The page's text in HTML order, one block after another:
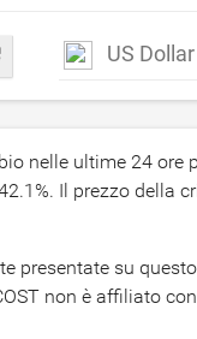
US Dollar
nelle ultime 24 ore
%. Il prezzo della
presentate su
non è affiliato